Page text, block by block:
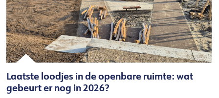
Laatste loodjes in de openbare ruimte: wat
gebeurt er nog in 2026?